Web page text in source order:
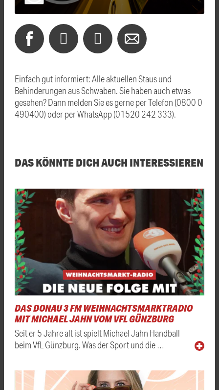
Einfach gut informiert: Alle aktuellen Staus und
Behinderungen aus Schwaben. Sie haben auch etwas
gesehen? Dann melden Sie es gerne per Telefon (0800 0
490400) oder per WhatsApp (01520 242 333).
DAS KÖNNTE DICH AUCH INTERESSIEREN
DAS DONAU 3 FM WEIHNACHTSMARKTRADIO
MIT MICHAEL JAHN VOM VFL GÜNZBURG
Seit er 5 Jahre alt ist spielt Michael Jahn Handball
beim VfL Günzburg. Was der Sport und die …